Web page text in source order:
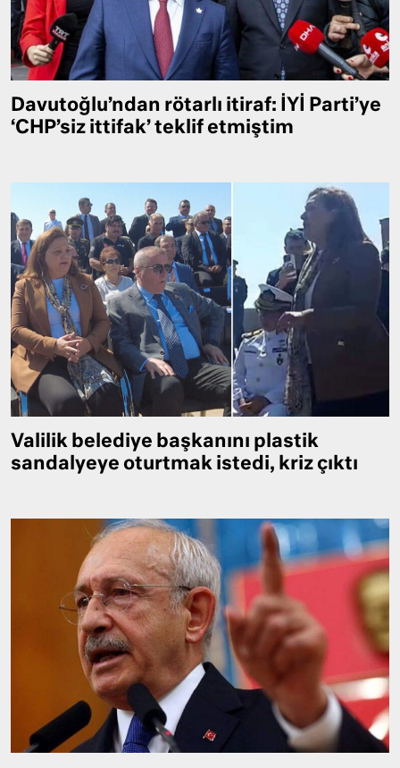
Davutoğlu’ndan rötarlı itiraf: İYİ Parti’ye
‘CHP’siz ittifak’ teklif etmiştim
Valilik belediye başkanını plastik
sandalyeye oturtmak istedi, kriz çıktı